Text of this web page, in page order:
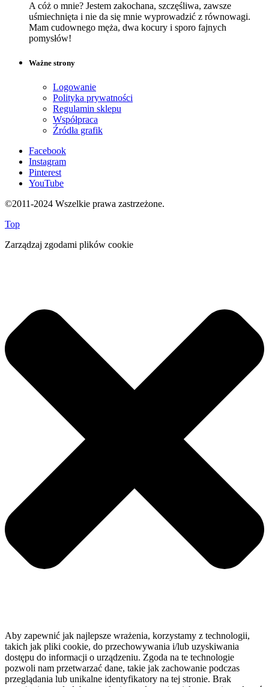
A cóż o mnie? Jestem zakochana, szczęśliwa, zawsze
uśmiechnięta i nie da się mnie wyprowadzić z równowagi.
Mam cudownego męża, dwa kocury i sporo fajnych
pomysłów!
Ważne strony
Logowanie
Polityka prywatności
Regulamin sklepu
Współpraca
Źródła grafik
Facebook
Instagram
Pinterest
YouTube
©2011-2024 Wszelkie prawa zastrzeżone.
Top
Zarządzaj zgodami plików cookie
Aby zapewnić jak najlepsze wrażenia, korzystamy z technologii,
takich jak pliki cookie, do przechowywania i/lub uzyskiwania
dostępu do informacji o urządzeniu. Zgoda na te technologie
pozwoli nam przetwarzać dane, takie jak zachowanie podczas
przeglądania lub unikalne identyfikatory na tej stronie. Brak